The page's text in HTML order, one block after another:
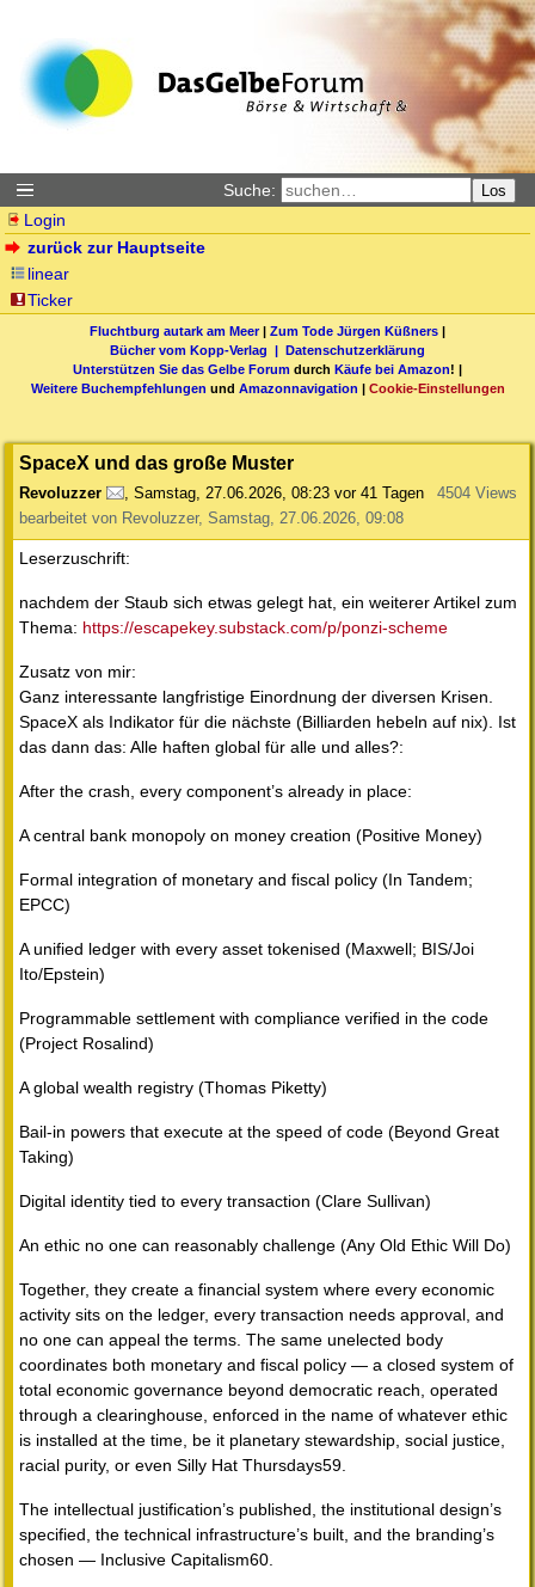
Suche: Los
Login
zurück zur Hauptseite
linear
Ticker
Fluchtburg autark am Meer| Zum Tode Jürgen Küßners |
Bücher vom Kopp-Verlag | Datenschutzerklärung
Unterstützen Sie das Gelbe Forum durch Käufe bei Amazon! |
Weitere Buchempfehlungen und Amazonnavigation | Cookie-Einstellungen
SpaceX und das große Muster
Revoluzzer , Samstag, 27.06.2026, 08:23 vor 41 Tagen
4504 Views
bearbeitet von Revoluzzer, Samstag, 27.06.2026, 09:08
Leserzuschrift:
nachdem der Staub sich etwas gelegt hat, ein weiterer Artikel zum
Thema: https://escapekey.substack.com/p/ponzi-scheme
Zusatz von mir:
Ganz interessante langfristige Einordnung der diversen Krisen.
SpaceX als Indikator für die nächste (Billiarden hebeln auf nix). Ist
das dann das: Alle haften global für alle und alles?:
After the crash, every component’s already in place:
A central bank monopoly on money creation (Positive Money)
Formal integration of monetary and fiscal policy (In Tandem;
EPCC)
A unified ledger with every asset tokenised (Maxwell; BIS/Joi
Ito/Epstein)
Programmable settlement with compliance verified in the code
(Project Rosalind)
A global wealth registry (Thomas Piketty)
Bail-in powers that execute at the speed of code (Beyond Great
Taking)
Digital identity tied to every transaction (Clare Sullivan)
An ethic no one can reasonably challenge (Any Old Ethic Will Do)
Together, they create a financial system where every economic
activity sits on the ledger, every transaction needs approval, and
no one can appeal the terms. The same unelected body
coordinates both monetary and fiscal policy — a closed system of
total economic governance beyond democratic reach, operated
through a clearinghouse, enforced in the name of whatever ethic
is installed at the time, be it planetary stewardship, social justice,
racial purity, or even Silly Hat Thursdays59.
The intellectual justification’s published, the institutional design’s
specified, the technical infrastructure’s built, and the branding’s
chosen — Inclusive Capitalism60.